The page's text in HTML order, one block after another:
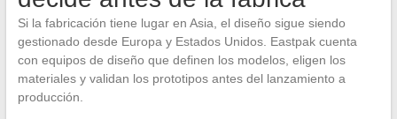
Si la fabricación tiene lugar en Asia, el diseño sigue siendo
gestionado desde Europa y Estados Unidos. Eastpak cuenta
con equipos de diseño que definen los modelos, eligen los
materiales y validan los prototipos antes del lanzamiento a
producción.